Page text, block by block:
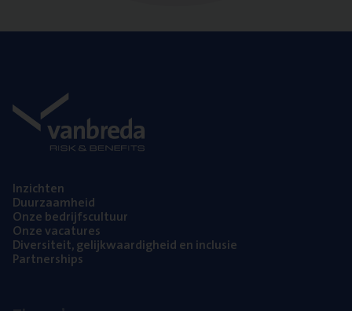
Inzich­ten
Duur­zaam­heid
Onze bedrijfs­cul­tuur
Onze vaca­tu­res
Diver­si­teit, gelijk­waar­dig­heid en inclusie
Part­ner­ships